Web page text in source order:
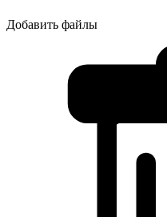
Добавить файлы